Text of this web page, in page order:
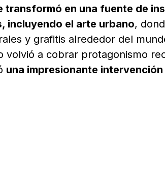
transformó en una fuente de
incluyendo el arte urbano,
y grafitis alrededor del
volvió a cobrar protagonismo
una impresionante